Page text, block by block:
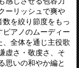
ーリッシュで爽や
を絞り節度をもっ
アノのムーディー
全体を通じ主役歌
虚さ・敬虔さ、そ
思いの和やか編と